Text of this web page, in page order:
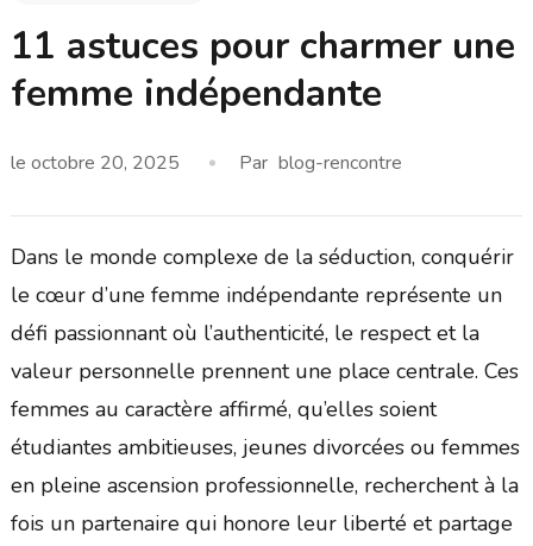
11 astuces pour charmer une
femme indépendante
le octobre 20, 2025 Par blog-rencontre
Dans le monde complexe de la séduction, conquérir
le cœur d’une femme indépendante représente un
défi passionnant où l’authenticité, le respect et la
valeur personnelle prennent une place centrale. Ces
femmes au caractère affirmé, qu’elles soient
étudiantes ambitieuses, jeunes divorcées ou femmes
en pleine ascension professionnelle, recherchent à la
fois un partenaire qui honore leur liberté et partage